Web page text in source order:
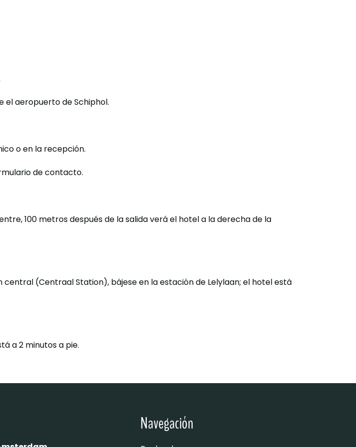
el aeropuerto de Schiphol.
o en la recepción.
de contacto.
100 metros después de la salida verá el hotel a la derecha de la
(Centraal Station), bájese en la estación de Lelylaan; el hotel está
a 2 minutos a pie.
Navegación